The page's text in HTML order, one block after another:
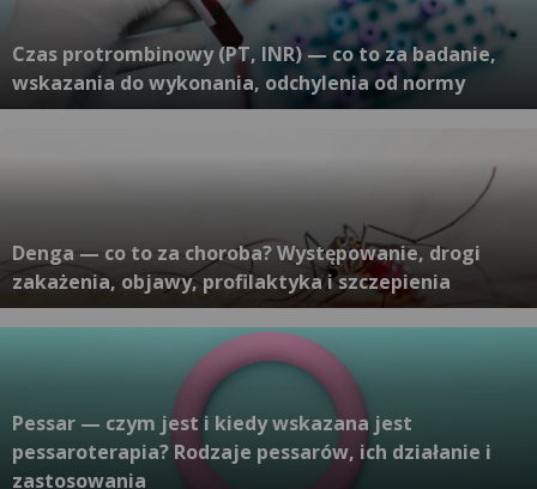
Czas protrombinowy (PT, INR) — co to za badanie,
wskazania do wykonania, odchylenia od normy
Denga — co to za choroba? Występowanie, drogi
zakażenia, objawy, profilaktyka i szczepienia
Pessar — czym jest i kiedy wskazana jest
pessaroterapia? Rodzaje pessarów, ich działanie i
zastosowania